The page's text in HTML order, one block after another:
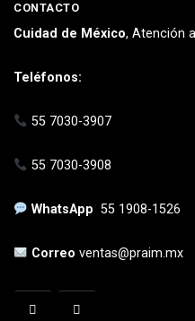
CONTACTO
Cuidad de México, Atención
Teléfonos:
55 7030-3907
55 7030-3908
WhatsApp55 1908-1526
Correoventas@praim.mx